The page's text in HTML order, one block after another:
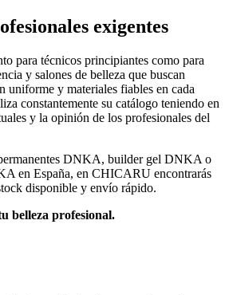
exigentes
para técnicos principiantes como para
y salones de belleza que buscan
uniforme y materiales fiables en cada
constantemente su catálogo teniendo en
y la opinión de los profesionales del
DNKA, builder gel DNKA o
en España, en CHICARU encontrarás
disponible y envío rápido.
belleza profesional.